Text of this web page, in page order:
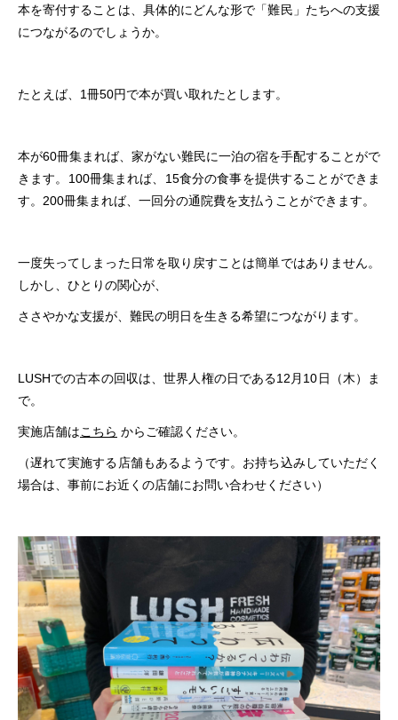
本を寄付することは、具体的にどんな形で「難民」たちへの支援
につながるのでしょうか。
たとえば、1冊50円で本が買い取れたとします。
本が60冊集まれば、家がない難民に一泊の宿を手配することがで
きます。100冊集まれば、15食分の食事を提供することができま
す。200冊集まれば、一回分の通院費を支払うことができます。
一度失ってしまった日常を取り戻すことは簡単ではありません。
しかし、ひとりの関心が、
ささやかな支援が、難民の明日を生きる希望につながります。
LUSHでの古本の回収は、世界人権の日である12月10日（木）ま
で。
実施店舗はこちら からご確認ください。
（遅れて実施する店舗もあるようです。お持ち込みしていただく
場合は、事前にお近くの店舗にお問い合わせください）